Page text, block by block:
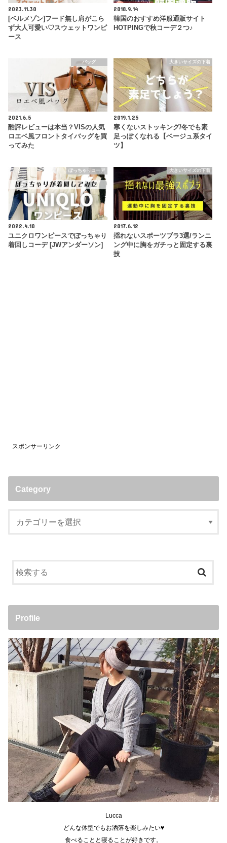
2023.11.30
[ベルメゾン]フード無し肩がこら
ず大人可愛い♡スウェットワンピ
ース
2018.9.14
韓国のおすすめ洋服通販サイト
HOTPINGで秋コーデ２つ♪
バッグ
2021.6.5
酷評レビューは本当？VISの人気
ロエベ風フロントタイバッグを買
ってみた
大きいサイズの下着
2019.1.25
寒くないストッキング/冬でも素
足っぽくなれる【ベージュ系タイ
ツ】
ぽっちゃりコーデ
2022.4.10
ユニクロワンピースでぽっちゃり
着回しコーデ [JWアンダーソン]
大きいサイズの下着
2017.6.12
揺れないスポーツブラ3選/ランニ
ング中に胸をガチっと固定する裏
技
スポンサーリンク
Category
Profile
Lucca
どんな体型でもお洒落を楽しみたい♥
食べることと寝ることが好きです。